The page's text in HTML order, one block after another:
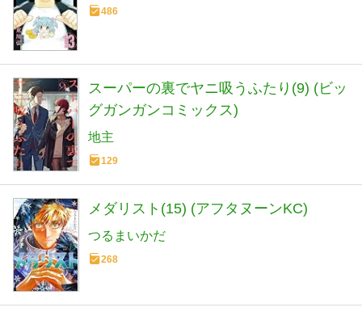
486
スーパーの裏でヤニ吸うふたり(9) (ビッ
グガンガンコミックス)
地主
129
メダリスト(15) (アフタヌーンKC)
つるまいかだ
268